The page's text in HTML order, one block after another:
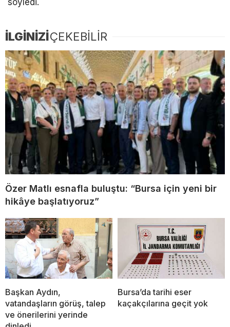
söyledi.
İLGİNİZİÇEKEBİLİR
Özer Matlı esnafla buluştu: “Bursa için yeni bir
hikâye başlatıyoruz”
Başkan Aydın,
vatandaşların görüş, talep
ve önerilerini yerinde
Bursa’da tarihi eser
kaçakçılarına geçit yok